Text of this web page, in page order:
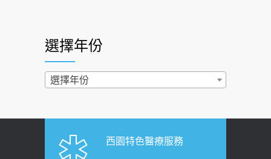
西園醫院55周年 7／10捐血公益活動 邀
民眾熱血響應
2026-06-30
健康肛門痛都是痔瘡?醫談瘍瘍瘻管與肛
2022-02-17
過量維生素D和鈣恐罹癌? 醫師釋
「落枕」不要大力按脖子！ 1招「伸
展運動」預防落枕
選擇年份
選擇年份
西園特色醫療服務